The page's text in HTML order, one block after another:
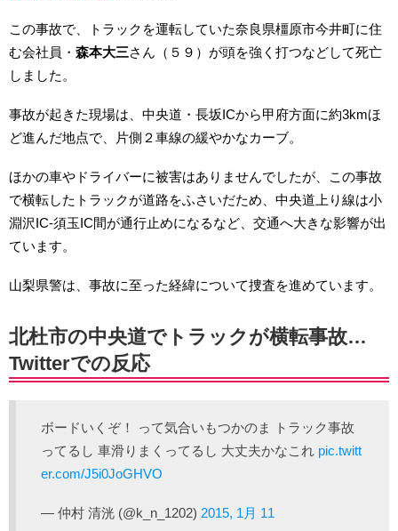
この事故で、トラックを運転していた奈良県橿原市今井町に住
む会社員・ 森本大三さん（５９）が頭を強く打つなどして死亡
しました。
事故が起きた現場は、中央道・長坂ICから甲府方面に約3kmほ
ど進んだ地点で、片側２車線の緩やかなカーブ。
ほかの車やドライバーに被害はありませんでしたが、この事故
で横転したトラックが道路をふさいだため、中央道上り線は小
淵沢IC-須玉IC間が通行止めになるなど、交通へ大きな影響が出
ています。
山梨県警は、事故に至った経緯について捜査を進めています。
北杜市の中央道でトラックが横転事故…
Twitterでの反応
ボードいくぞ！ って気合いもつかのま トラック事故
ってるし 車滑りまくってるし 大丈夫かなこれ pic.twitt
er.com/J5i0JoGHVO
— 仲村 清洸 (@k_n_1202) 2015, 1月 11